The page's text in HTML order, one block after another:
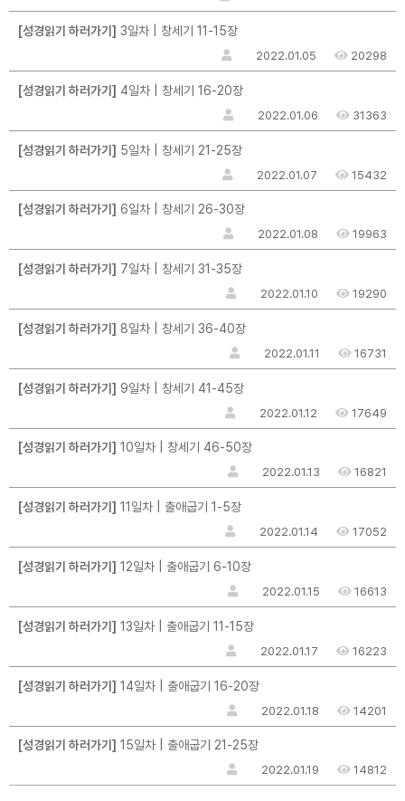
[성경읽기 하러가기] 3일차 | 창세기 11-15장
2022.01.05 20298
[성경읽기 하러가기] 4일차 | 창세기 16-20장
2022.01.06 31363
[성경읽기 하러가기] 5일차 | 창세기 21-25장
2022.01.07 15432
[성경읽기 하러가기] 6일차 | 창세기 26-30장
2022.01.08 19963
[성경읽기 하러가기] 7일차 | 창세기 31-35장
2022.01.10 19290
[성경읽기 하러가기] 8일차 | 창세기 36-40장
2022.01.11 16731
[성경읽기 하러가기] 9일차 | 창세기 41-45장
2022.01.12 17649
[성경읽기 하러가기] 10일차 | 창세기 46-50장
2022.01.13 16821
[성경읽기 하러가기] 11일차 | 출애굽기 1-5장
2022.01.14 17052
[성경읽기 하러가기] 12일차 | 출애굽기 6-10장
2022.01.15 16613
[성경읽기 하러가기] 13일차 | 출애굽기 11-15장
2022.01.17 16223
[성경읽기 하러가기] 14일차 | 출애굽기 16-20장
2022.01.18 14201
[성경읽기 하러가기] 15일차 | 출애굽기 21-25장
2022.01.19 14812